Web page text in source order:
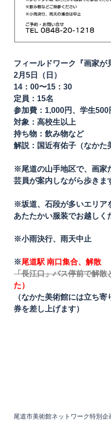
フィールドワーク『画家が
2月5日（日）
14：00〜15：30
定員：15名
参加費：1,000円、学生500
対象：高校生以上
持ち物：飲み物など
解説：国近有佑子（なかた
※尾道の山手地区で、画家
芸員が案内しながら歩きま
※坂道、石段が多いエリア
あたたかい服装でお越しく
※小雨決行、雨天中止
※尾道駅 南口集合、解散
「長江口」バス停前で解散
た）
（なかた美術館には立ち
券を差し上げます）
尾道市美術館ネットワーク特別企